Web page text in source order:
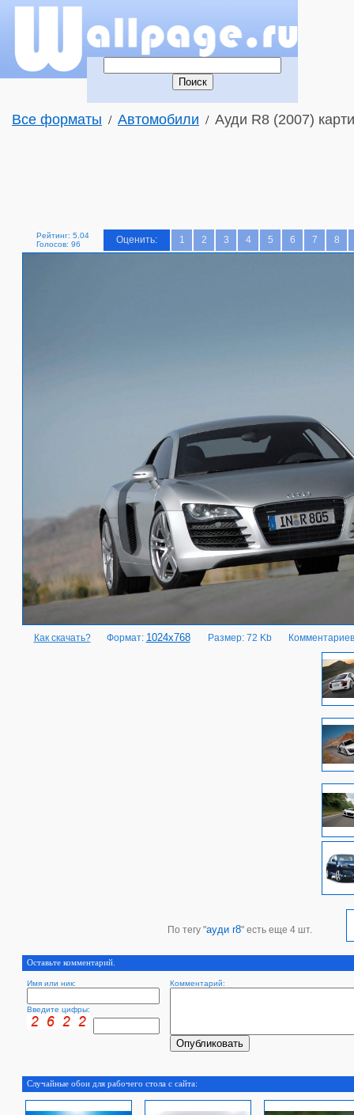
Все форматы / Автомобили / Ауди R8 (2007)
Рейтинг: 5.04
Голосов: 96
Оценить: 1 2 3 4 5 6 7 8
Как скачать? Формат: 1024x768 Размер: 72 Kb
По тегу "ауди r8" есть еще 4 шт.
Оставьте комментарий.
Имя или ник: Комментарий:
Введите цифры:
Случайные обои для рабочего стола с сайта: